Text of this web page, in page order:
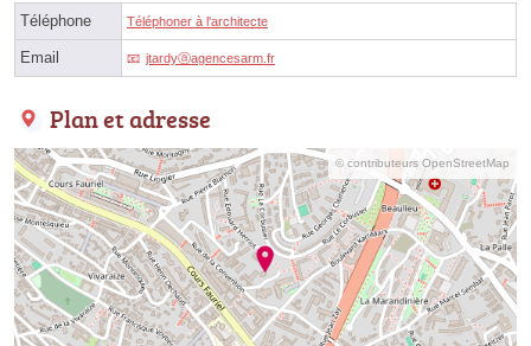
Téléphone Téléphoner à l'architecte
Email jtardyⓐagencesarm.fr
Plan et adresse
© contributeurs OpenStreetMap